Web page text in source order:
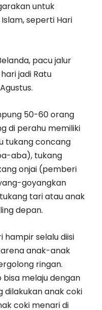
untuk
seperti Hari
pacu jalur
jadi Ratu
50-60 orang
di pe­rahu memiliki
tukang concang
aba), tukang
onjai (pemberi
goyangkan
tari atau anak
depan.
hampir selalu diisi
anak-anak
ringan.
melaju dengan
dilakukan anak coki
coki menari di